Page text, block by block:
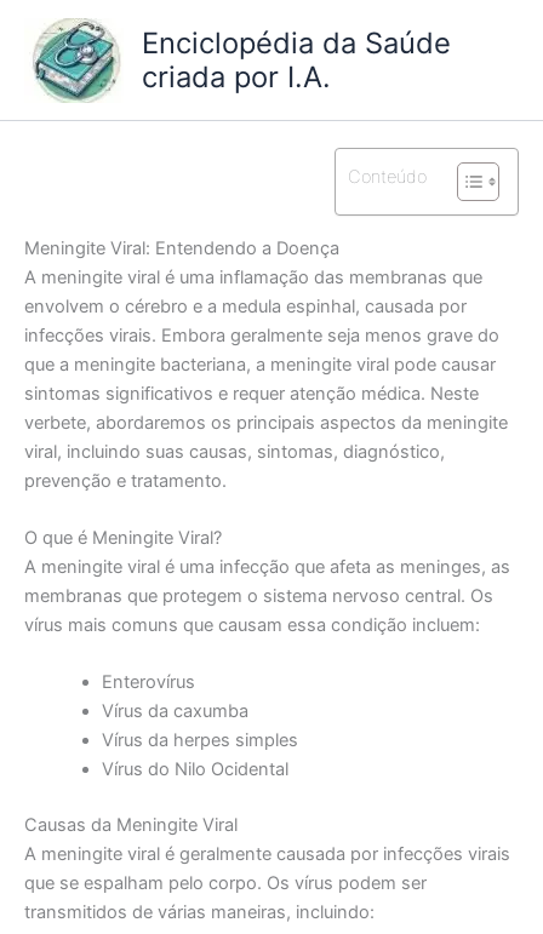
conteúdo
Enciclopédia da Saúde
criada por I.A.
Conteúdo
Meningite Viral: Entendendo a Doença
A meningite viral é uma inflamação das membranas que
envolvem o cérebro e a medula espinhal, causada por
infecções virais. Embora geralmente seja menos grave do
que a meningite bacteriana, a meningite viral pode causar
sintomas significativos e requer atenção médica. Neste
verbete, abordaremos os principais aspectos da meningite
viral, incluindo suas causas, sintomas, diagnóstico,
prevenção e tratamento.
O que é Meningite Viral?
A meningite viral é uma infecção que afeta as meninges, as
membranas que protegem o sistema nervoso central. Os
vírus mais comuns que causam essa condição incluem:
Enterovírus
Vírus da caxumba
Vírus da herpes simples
Vírus do Nilo Ocidental
Causas da Meningite Viral
A meningite viral é geralmente causada por infecções virais
que se espalham pelo corpo. Os vírus podem ser
transmitidos de várias maneiras, incluindo: